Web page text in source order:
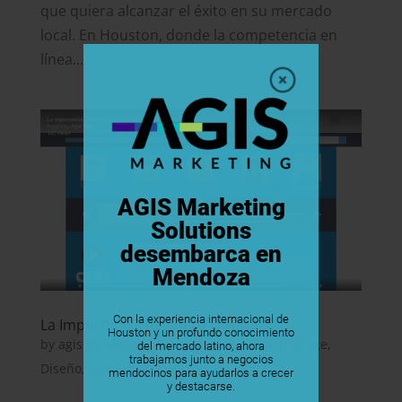
AGIS Marketing
Solutions
desembarca en
Mendoza
Con la experiencia internacional de
Houston y un profundo conocimiento
del mercado latino, ahora
trabajamos junto a negocios
mendocinos para ayudarlos a crecer
y destacarse.
que quiera alcanzar el éxito en su mercado
local. En Houston, donde la competencia en
línea...
La Importancia del Voice Over
by agismarketing|Mar 24, 2023 |Brand Image,
Diseño, Marketing,Tecnologia